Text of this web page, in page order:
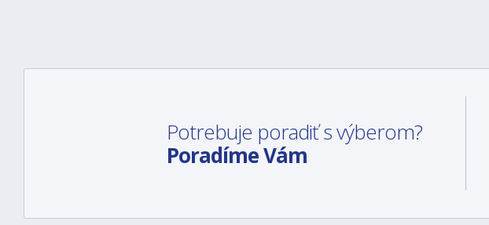
Potrebuje poradiť s výberom?
Poradíme Vám